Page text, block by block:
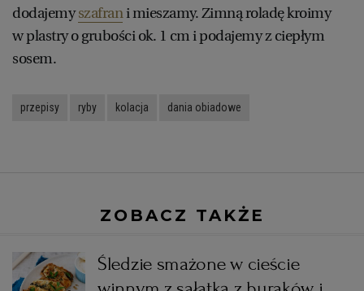
WROCŁAW
ZIELONA GÓRA
dodajemyszafrani mieszamy. Zimną roladę kroimy
w plastry o grubości ok. 1 cm i podajemy z ciepłym
sosem.
przepisy ryby kolacja dania obiadowe
ZOBACZ TAKŻE
Śledzie smażone w cieście